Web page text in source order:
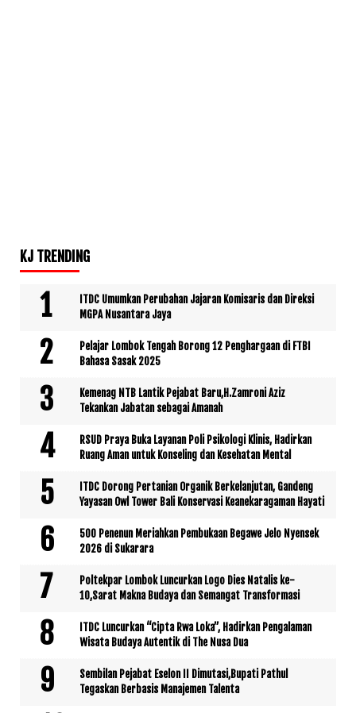
KJ TRENDING
ITDC Umumkan Perubahan Jajaran Komisaris dan Direksi
MGPA Nusantara Jaya
Pelajar Lombok Tengah Borong 12 Penghargaan di FTBI
Bahasa Sasak 2025
Kemenag NTB Lantik Pejabat Baru,H.Zamroni Aziz
Tekankan Jabatan sebagai Amanah
RSUD Praya Buka Layanan Poli Psikologi Klinis, Hadirkan
Ruang Aman untuk Konseling dan Kesehatan Mental
ITDC Dorong Pertanian Organik Berkelanjutan, Gandeng
Yayasan Owl Tower Bali Konservasi Keanekaragaman Hayati
500 Penenun Meriahkan Pembukaan Begawe Jelo Nyensek
2026 di Sukarara
Poltekpar Lombok Luncurkan Logo Dies Natalis ke-
10,Sarat Makna Budaya dan Semangat Transformasi
ITDC Luncurkan “Cipta Rwa Loka”, Hadirkan Pengalaman
Wisata Budaya Autentik di The Nusa Dua
Sembilan Pejabat Eselon II Dimutasi,Bupati Pathul
Tegaskan Berbasis Manajemen Talenta